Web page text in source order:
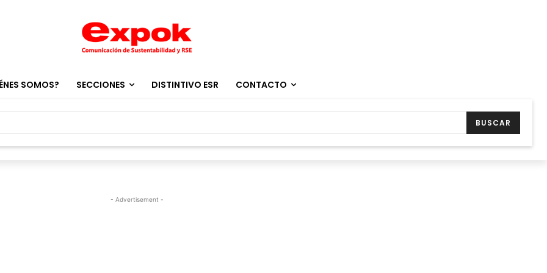
SOMOS? SECCIONES DISTINTIVO ESR CONTACTO
BUSCAR
- Advertisement -